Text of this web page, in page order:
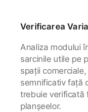
Verificarea
Analiza modului
sarcinile utile pe
spații
semnificativ față
trebuie verificată
planșeelor.